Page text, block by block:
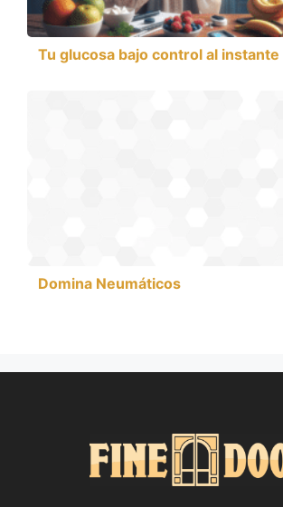
Tu glucosa bajo control al instante
Domina Neumáticos